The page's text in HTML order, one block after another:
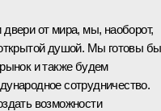
от мира, мы, наоборот,
душой. Мы готовы
и также будем
сотрудничество.
возможности